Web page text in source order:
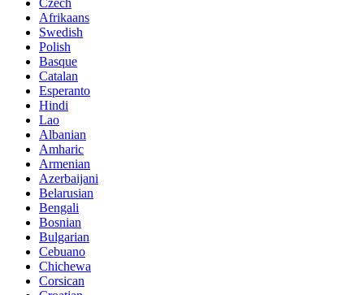
Afrikaans
Swedish
Polish
Basque
Catalan
Esperanto
Hindi
Lao
Albanian
Amharic
Armenian
Azerbaijani
Belarusian
Bengali
Bosnian
Bulgarian
Cebuano
Chichewa
Corsican